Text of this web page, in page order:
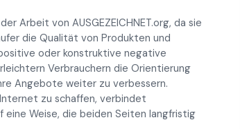
Arbeit von AUSGEZEICHNET.org, da sie
die Qualität von Produkten und
oder konstruktive negative
Verbrauchern die Orientierung
Angebote weiter zu verbessern.
zu schaffen, verbindet
eine Weise, die beiden Seiten langfristig